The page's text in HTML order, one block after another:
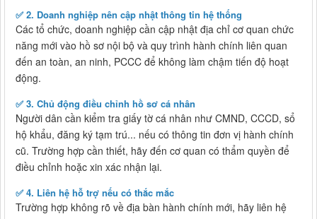
✅ 2. Doanh nghiệp nên cập nhật thông tin hệ thống
Các tổ chức, doanh nghiệp cần cập nhật địa chỉ cơ quan chức
năng mới vào hồ sơ nội bộ và quy trình hành chính liên quan
đến an toàn, an ninh, PCCC để không làm chậm tiến độ hoạt
động.
✅ 3. Chủ động điều chỉnh hồ sơ cá nhân
Người dân cần kiểm tra giấy tờ cá nhân như CMND, CCCD, sổ
hộ khẩu, đăng ký tạm trú... nếu có thông tin đơn vị hành chính
cũ. Trường hợp cần thiết, hãy đến cơ quan có thẩm quyền để
điều chỉnh hoặc xin xác nhận lại.
✅ 4. Liên hệ hỗ trợ nếu có thắc mắc
Trường hợp không rõ về địa bàn hành chính mới, hãy liên hệ